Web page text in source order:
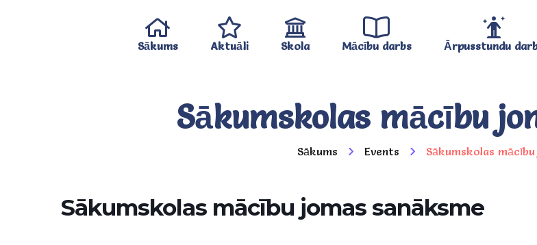
Sākums Aktuāli Skola Mācību darbs Ārpusstundu
Sākumskolas mācību
Sākums Events Sākumskolas
Sākumskolas mācību jomas sanāksme